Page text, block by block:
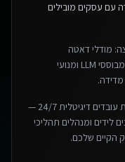
עם עסקים מובילים
מודלי דאטה
סקיילאביליים, אינטגרציות בזמן אמת, סוכנים מבוססי LLM ומנועי
מדידה.
סוכני ה-AI האוטונומיים שלנו מתפקדים כמצבת עובדים דיגיטלית 24/7 —
לידים ומנהלים תהליכי